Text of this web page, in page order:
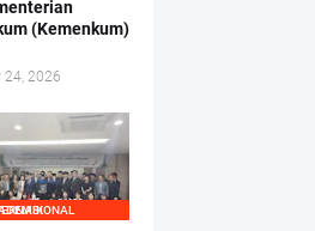
(Kemenkum)
24, 2026
INTERNASIONAL